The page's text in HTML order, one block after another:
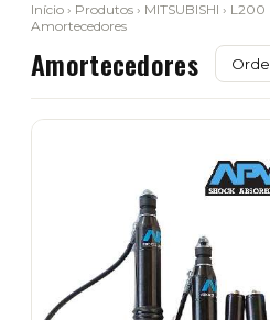
Início › Produtos › MITSUBISHI › L200
Amortecedores
Amortecedores